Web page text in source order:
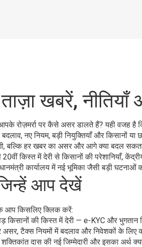
खबरें,
रोज़मर्रा पर कैसे असर डालते हैं? यही वजह
नए नियम, बड़ी नियुक्तियाँ और किसानों या
बल्कि हर खबर का असर और आगे क्या बदल
किस्त में देरी से किसानों की परेशानियाँ,
कार्यालय में नई भूमिका जैसी बड़ी घटनाओं
आप देखें
आप किसलिए क्लिक करें:
किसानों की किस्त में देरी — e-KYC और
असर, टैक्स नियमों में बदलाव और निवेशकों के लिए
शक्तिकांत दास की नई जिम्मेदारी और इसका अर्थ